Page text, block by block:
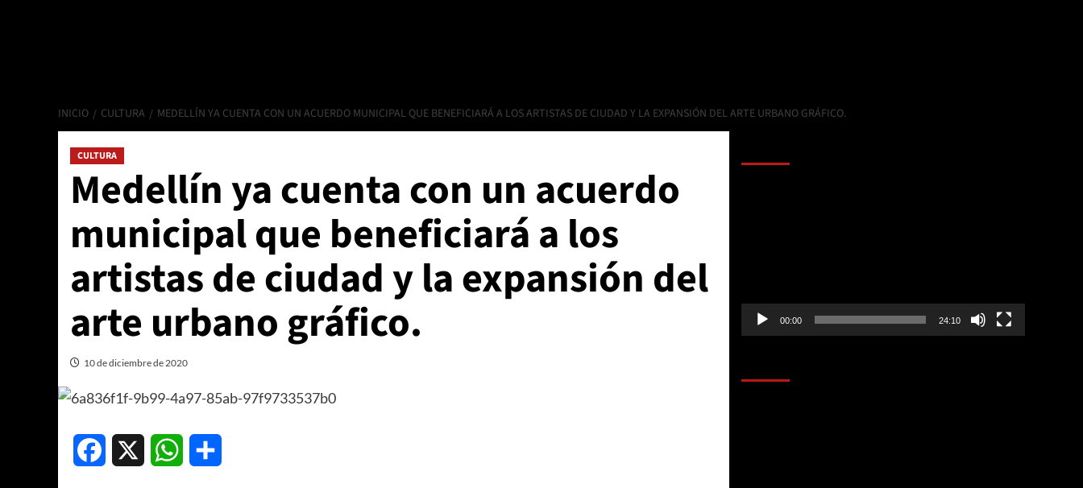
INICIO CULTURA MEDELLÍN YA CUENTA CON UN ACUERDO MUNICIPAL QUE BENEFICIARÁ A LOS ARTISTAS DE CIUDAD Y LA EXPANSIÓN DEL ARTE URBANO GRÁFICO.
CULTURA
Medellín ya cuenta con un acuerdo
municipal que beneficiará a los
artistas de ciudad y la expansión del
arte urbano gráfico.
10 de diciembre de 2020
Facebook WhatsApp
00:00 24:10